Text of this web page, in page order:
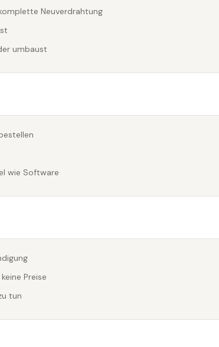
Neuverdrahtung
umbaust
wie Software
Preise
tun